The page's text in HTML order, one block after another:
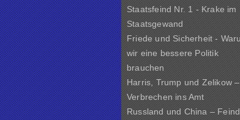
Staatsfeind Nr. 1 - Krake im
Staatsgewand
Friede und Sicherheit -
wir eine bessere Politik
brauchen
Harris, Trump und Zelikow
Verbrechen ins Amt
Russland und China –